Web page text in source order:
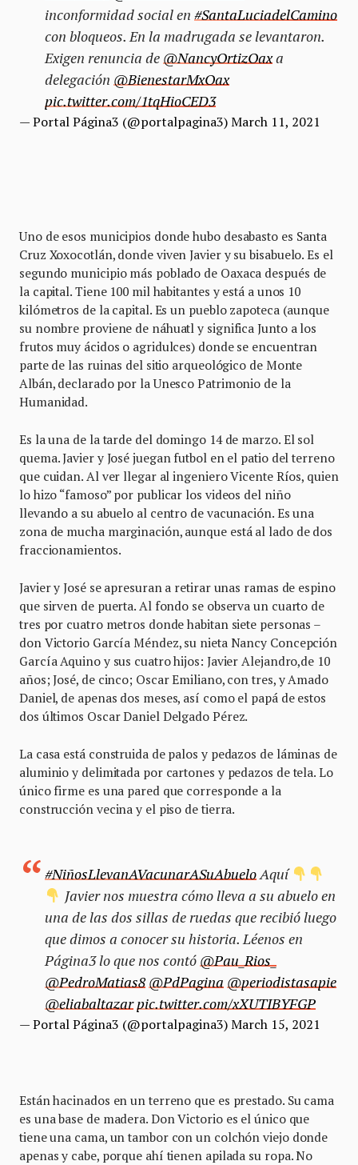
inconformidad social en #SantaLuciadelCamino
con bloqueos. En la madrugada se levantaron.
Exigen renuncia de@NancyOrtizOaxa
delegación @BienestarMxOax
pic.twitter.com/1tqHioCED3
— Portal Página3 (@portalpagina3)March 11, 2021
Uno de esos municipios donde hubo desabasto es Santa
Cruz Xoxocotlán, donde viven Javier y su bisabuelo. Es el
segundo municipio más poblado de Oaxaca después de
la capital. Tiene 100 mil habitantes y está a unos 10
kilómetros de la capital. Es un pueblo zapoteca (aunque
su nombre proviene de náhuatl y significa Junto a los
frutos muy ácidos o agridulces) donde se encuentran
parte de las ruinas del sitio arqueológico de Monte
Albán, declarado por la Unesco Patrimonio de la
Humanidad.
Es la una de la tarde del domingo 14 de marzo. El sol
quema. Javier y José juegan futbol en el patio del terreno
que cuidan. Al ver llegar al ingeniero Vicente Ríos, quien
lo hizo “famoso” por publicar los videos del niño
llevando a su abuelo al centro de vacunación. Es una
zona de mucha marginación, aunque está al lado de dos
fraccionamientos.
Javier y José se apresuran a retirar unas ramas de espino
que sirven de puerta. Al fondo se observa un cuarto de
tres por cuatro metros donde habitan siete personas –
don Victorio García Méndez, su nieta Nancy Concepción
García Aquino y sus cuatro hijos: Javier Alejandro,de 10
años; José, de cinco; Oscar Emiliano, con tres, y Amado
Daniel, de apenas dos meses, así como el papá de estos
dos últimos Oscar Daniel Delgado Pérez.
La casa está construida de palos y pedazos de láminas de
aluminio y delimitada por cartones y pedazos de tela. Lo
único firme es una pared que corresponde a la
construcción vecina y el piso de tierra.
#NiñosLlevanAVacunarASuAbueloAquí
Javier nos muestra cómo lleva a su abuelo en
una de las dos sillas de ruedas que recibió luego
que dimos a conocer su historia. Léenos en
Página3 lo que nos contó@Pau_Rios_
@PedroMatias8@PdPagina@periodistasapie
@eliabaltazarpic.twitter.com/xXUTIBYFGP
— Portal Página3 (@portalpagina3)March 15, 2021
Están hacinados en un terreno que es prestado. Su cama
es una base de madera. Don Victorio es el único que
tiene una cama, un tambor con un colchón viejo donde
apenas y cabe, porque ahí tienen apilada su ropa. No